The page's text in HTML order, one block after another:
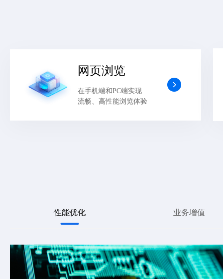
网页浏览
在手机端和PC端实现
流畅、高性能浏览体验
性能优化 业务增值